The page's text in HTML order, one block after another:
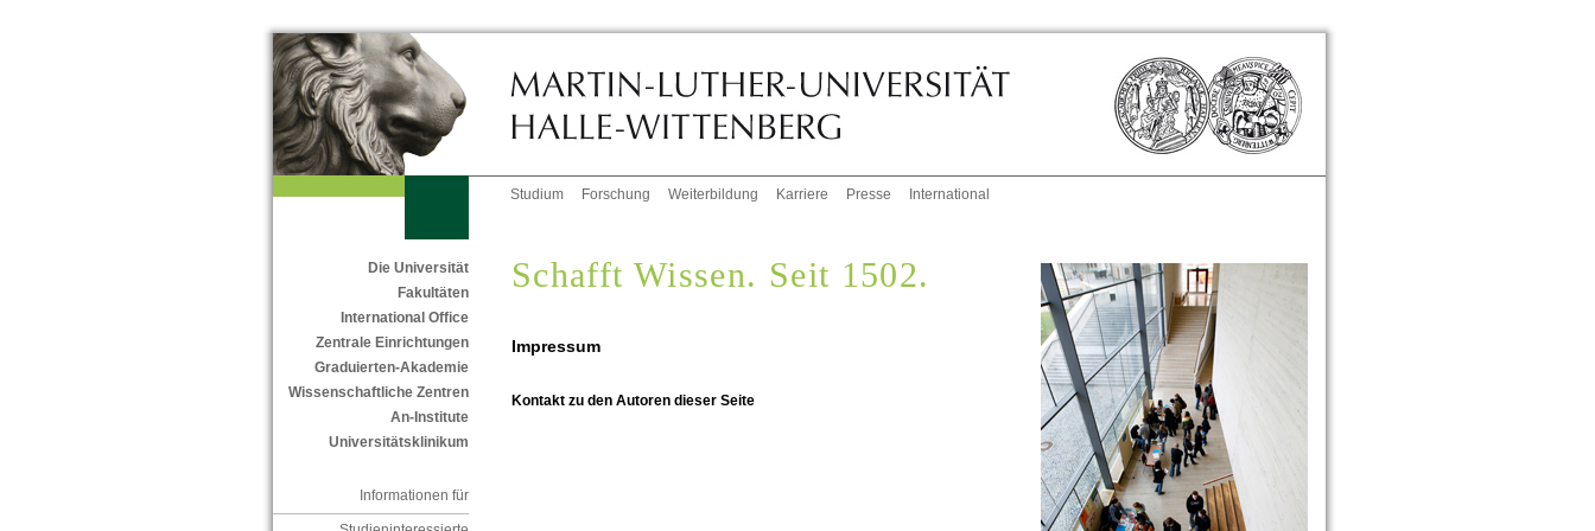
Studium Forschung Weiterbildung Karriere Presse International
Die Universität
Fakultäten
International Office
Zentrale Einrichtungen
Graduierten-Akademie
Wissenschaftliche Zentren
An-Institute
Universitätsklinikum
Informationen für
Schafft Wissen. Seit 1502.
Impressum
Kontakt zu den Autoren dieser Seite